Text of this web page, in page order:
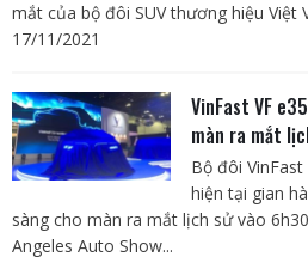
mắt của bộ đôi SUV thương hiệu Việt
17/11/2021
VinFast VF
màn ra mắt
Bộ đôi
hiện tại gian
sàng cho màn ra mắt lịch sử vào
Angeles Auto Show...